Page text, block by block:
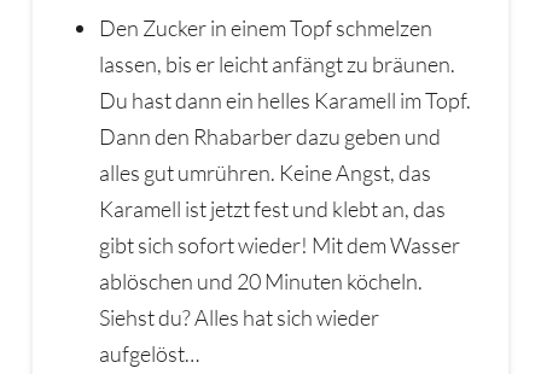
Den Zucker in einem Topf schmelzen
lassen, bis er leicht anfängt zu bräunen.
Du hast dann ein helles Karamell im Topf.
Dann den Rhabarber dazu geben und
alles gut umrühren. Keine Angst, das
Karamell ist jetzt fest und klebt an, das
gibt sich sofort wieder! Mit dem Wasser
ablöschen und 20 Minuten köcheln.
Siehst du? Alles hat sich wieder
aufgelöst…